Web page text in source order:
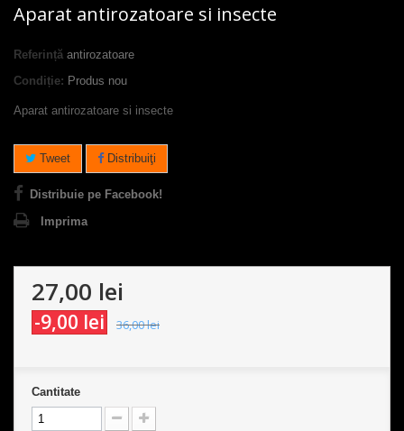
Aparat antirozatoare si insecte
Referință antirozatoare
Condiție: Produs nou
Aparat antirozatoare si insecte
Tweet Distribuiţi
Distribuie pe Facebook!
Imprima
27,00 lei
-9,00 lei 36,00 lei
Cantitate